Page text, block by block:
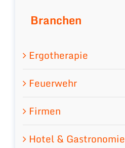
Branchen
Ergotherapie
Feuerwehr
Firmen
Hotel & Gastronomie